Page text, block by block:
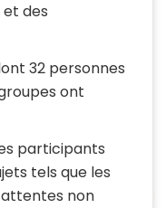
et des
32 personnes
ont
participants
tels que les
non